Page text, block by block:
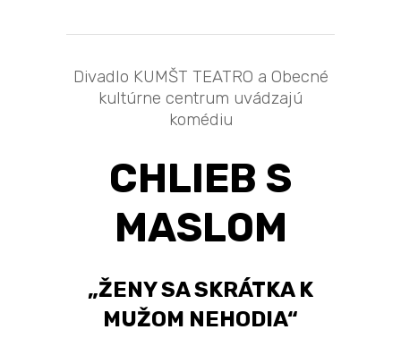
Divadlo KUMŠT TEATRO a Obecné
kultúrne centrum uvádzajú
komédiu
CHLIEB S
MASLOM
„ŽENY SA SKRÁTKA K
MUŽOM NEHODIA“